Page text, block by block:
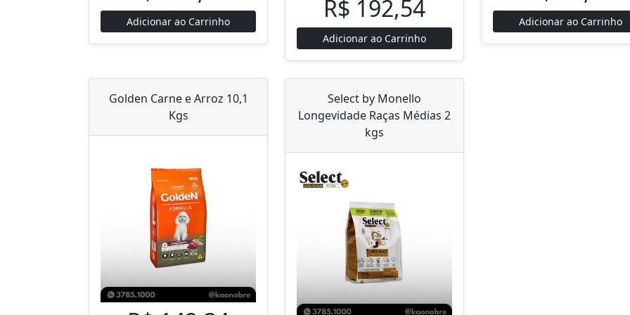
Adicionar ao Carrinho R$ 192,54
Adicionar ao Carrinho
Adicionar ao Carrinho
Golden Carne e Arroz 10,1
Kgs
Select by Monello
Longevidade Raças Médias 2
kgs